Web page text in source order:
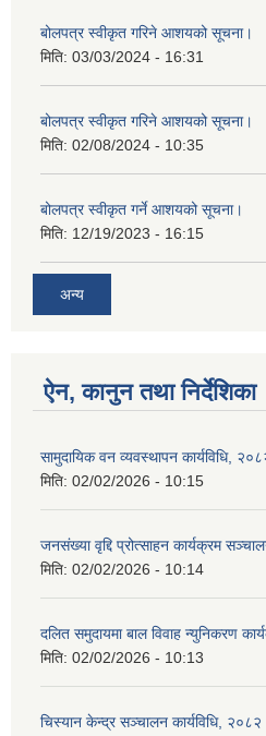
बोलपत्र स्वीकृत गरिने आशयको सूचना।
मिति: 03/03/2024 - 16:31
बोलपत्र स्वीकृत गरिने आशयको सूचना।
मिति: 02/08/2024 - 10:35
बोलपत्र स्वीकृत गर्ने आशयको सूचना।
मिति: 12/19/2023 - 16:15
अन्य
ऐन, कानुन तथा निर्देशिका
सामुदायिक वन व्यवस्थापन कार्यविधि,
मिति: 02/02/2026 - 10:15
जनसंख्या वृद्दि प्रोत्साहन कार्यक्रम
मिति: 02/02/2026 - 10:14
दलित समुदायमा बाल विवाह न्युनिकरण
मिति: 02/02/2026 - 10:13
चिस्यान केन्द्र सञ्‍चालन कार्यविधि, २०८२